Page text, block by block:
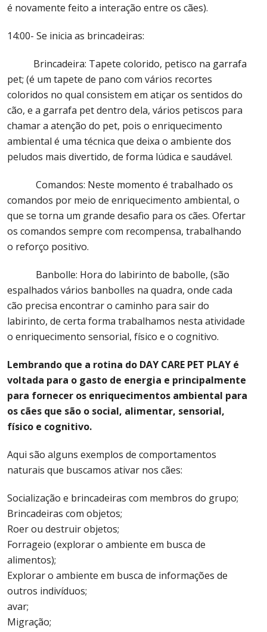
é novamente feito a interação entre os cães).
14:00- Se inicia as brincadeiras:
Brincadeira: Tapete colorido, petisco na garrafa
pet; (é um tapete de pano com vários recortes
coloridos no qual consistem em atiçar os sentidos do
cão, e a garrafa pet dentro dela, vários petiscos para
chamar a atenção do pet, pois o enriquecimento
ambiental é uma técnica que deixa o ambiente dos
peludos mais divertido, de forma lúdica e saudável.
Comandos: Neste momento é trabalhado os
comandos por meio de enriquecimento ambiental, o
que se torna um grande desafio para os cães. Ofertar
os comandos sempre com recompensa, trabalhando
o reforço positivo.
Banbolle: Hora do labirinto de babolle, (são
espalhados vários banbolles na quadra, onde cada
cão precisa encontrar o caminho para sair do
labirinto, de certa forma trabalhamos nesta atividade
o enriquecimento sensorial, físico e o cognitivo.
Lembrando que a rotina do DAY CARE PET PLAY é
voltada para o gasto de energia e principalmente
para fornecer os enriquecimentos ambiental para
os cães que são o social, alimentar, sensorial,
físico e cognitivo.
Aqui são alguns exemplos de comportamentos
naturais que buscamos ativar nos cães:
Socialização e brincadeiras com membros do grupo;
Brincadeiras com objetos;
Roer ou destruir objetos;
Forrageio (explorar o ambiente em busca de
alimentos);
Explorar o ambiente em busca de informações de
outros indivíduos;
avar;
Migração;